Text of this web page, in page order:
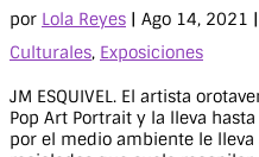
por Lola Reyes | Ago 14, 2021 |
Culturales, Exposiciones
JM ESQUIVEL. El artista
Pop Art Portrait y la lleva
por el medio ambiente le